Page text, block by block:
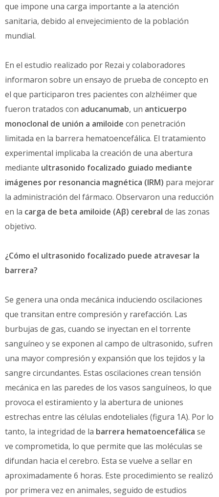
que impone una carga importante a la atención
sanitaria, debido al envejecimiento de la población
mundial.
En el estudio realizado por Rezai y colaboradores
informaron sobre un ensayo de prueba de concepto en
el que participaron tres pacientes con alzhéimer que
fueron tratados con aducanumab, un anticuerpo
monoclonal de unión a amiloide con penetración
limitada en la barrera hematoencefálica. El tratamiento
experimental implicaba la creación de una abertura
mediante ultrasonido focalizado guiado mediante
imágenes por resonancia magnética (IRM) para mejorar
la administración del fármaco. Observaron una reducción
en la carga de beta amiloide (Aβ) cerebral de las zonas
objetivo.
¿Cómo el ultrasonido focalizado puede atravesar la
barrera?
Se genera una onda mecánica induciendo oscilaciones
que transitan entre compresión y rarefacción. Las
burbujas de gas, cuando se inyectan en el torrente
sanguíneo y se exponen al campo de ultrasonido, sufren
una mayor compresión y expansión que los tejidos y la
sangre circundantes. Estas oscilaciones crean tensión
mecánica en las paredes de los vasos sanguíneos, lo que
provoca el estiramiento y la abertura de uniones
estrechas entre las células endoteliales (figura 1A). Por lo
tanto, la integridad de la barrera hematoencefálica se
ve comprometida, lo que permite que las moléculas se
difundan hacia el cerebro. Esta se vuelve a sellar en
aproximadamente 6 horas. Este procedimiento se realizó
por primera vez en animales, seguido de estudios